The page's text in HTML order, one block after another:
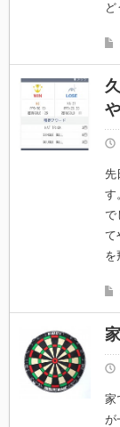
先
す
で
て
を
家
が